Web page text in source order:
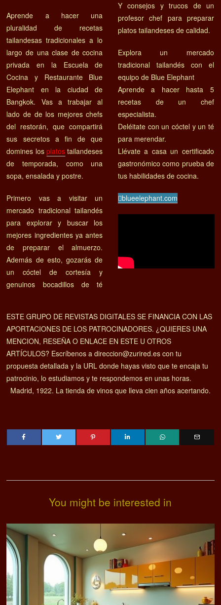
Aprende a hacer una
pluralidad de recetas
tailandesas tradicionales a lo
largo de una clase de cocina
privada en la Escuela de
Cocina y Restaurante Blue
Elephant en la ciudad de
Bangkok. Vas a trabajar al
lado de de los mejores chefs
del restorán, que compartirá
sus secretos a fin de que
domines losplatos tailandeses
de temporada, como una
sopa, ensalada y postre.
Primero vas a visitar un
mercado tradicional tailandés
para explorar y buscar los
mejores ingredientes ya antes
de preparar el almuerzo.
Además de esto, gozarás de
un cóctel de cortesía y
genuinos bocadillos de té
Y consejos y trucos de un
profesor chef para preparar
platos tailandeses de calidad.
Explora un mercado
tradicional tailandés con el
equipo de Blue Elephant
Aprende a hacer hasta 5
recetas de un chef
especialista.
Deléitate con un cóctel y un té
para merendar.
Llévate a casa un certificado
gastronómico como prueba de
tus habilidades de cocina.
blueelephant.com
ESTE GRUPO DE REVISTAS DIGITALES SE FINANCIA CON LAS
APORTACIONES DE LOS PATROCINADORES. ¿QUIERES UNA
MENCION, RESEÑA O ENLACE EN ESTE U OTROS
ARTÍCULOS? Escríbenos a direccion@zurired.es con tu
propuesta detallada y la URL donde hayas visto que te encaja tu
patrocinio, lo estudiamos y te respondemos en unas horas.
Madrid, 1922. La tienda de vinos que lleva cien años acertando.
You might be interested in